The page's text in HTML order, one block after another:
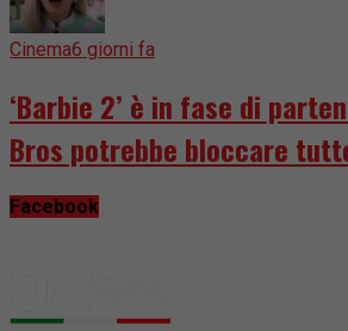
Cinema6 giorni fa
‘Barbie 2’ è in fase di
Bros potrebbe bloccare
Facebook